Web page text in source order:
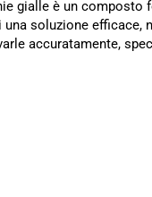
gialle è un composto
una soluzione efficace,
accuratamente,